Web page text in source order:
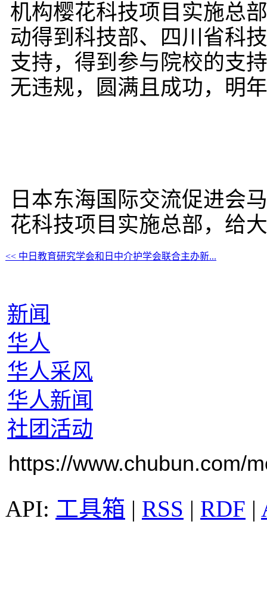
机构樱花科技项目实施总
动得到科技部、四川省科
支持，得到参与院校的支
无违规，圆满且成功，明
日本东海国际交流促进会
花科技项目实施总部，给
<< 中日教育研究学会和日中介护学会联合主办新...
新闻
华人
华人采风
华人新闻
社团活动
https://www.chubun.com/
工具箱 | RSS | RDF |